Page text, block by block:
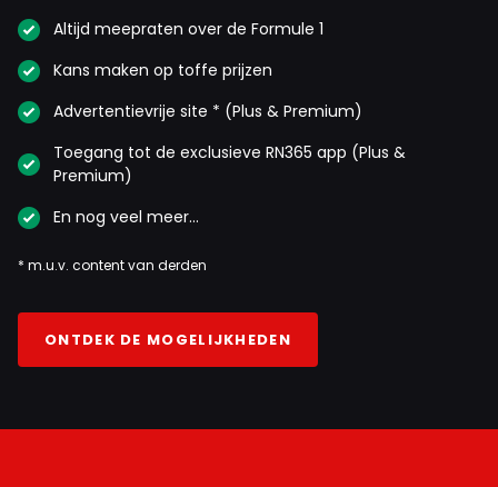
Altijd meepraten over de Formule 1
Kans maken op toffe prijzen
Advertentievrije site * (Plus & Premium)
Toegang tot de exclusieve RN365 app (Plus &
Premium)
En nog veel meer…
* m.u.v. content van derden
ONTDEK DE MOGELIJKHEDEN